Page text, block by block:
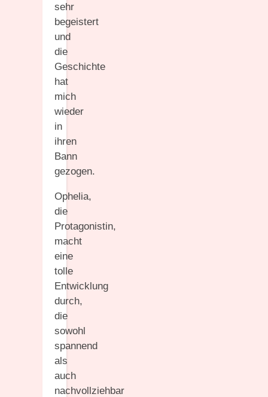
sehr
begeistert
und
die
Geschichte
hat
mich
wieder
in
ihren
Bann
gezogen.
Ophelia,
die
Protagonistin,
macht
eine
tolle
Entwicklung
durch,
die
sowohl
spannend
als
auch
nachvollziehbar